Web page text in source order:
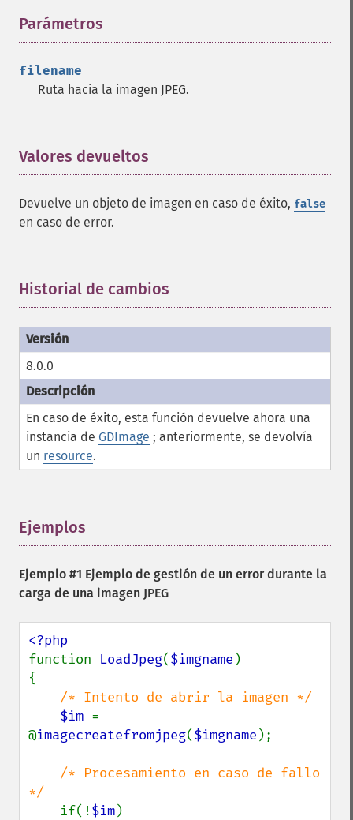
Parámetros
filename
Ruta hacia la imagen JPEG.
Valores devueltos
Devuelve un objeto de imagen en caso de éxito, false
en caso de error.
Historial de cambios
8.0.0
En caso de éxito, esta función devuelve ahora una
instancia de GDImage ; anteriormente, se devolvía
un resource.
Ejemplos
Ejemplo #1 Ejemplo de gestión de un error durante la
carga de una imagen JPEG
function LoadJpeg($imgname )
{
/* Intento de abrir la imagen */
$im =
@imagecreatefromjpeg($imgname );
/* Procesamiento en caso de fallo
*/
if(!$im)